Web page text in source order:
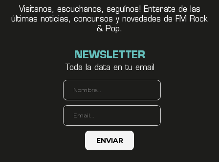
Visitanos, escuchanos, seguínos! Enterate de las
últimas noticias, concursos y novedades de FM Rock
& Pop.
NEWSLETTER
Toda la data en tu email